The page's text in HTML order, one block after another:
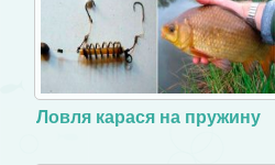
Ловля карася на пружину